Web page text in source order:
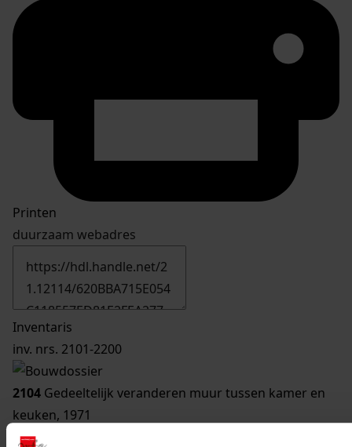
Printen
duurzaam webadres
Inventaris
inv. nrs. 2101-2200
2104 Gedeeltelijk veranderen muur tussen kamer en
keuken, 1971
Datering